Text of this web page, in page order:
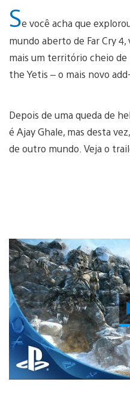
Se você acha que
mundo aberto de Far Cry
mais um território cheio de
the Yetis – o mais novo
Depois de uma queda de
é Ajay Ghale, mas desta
de outro mundo. Veja o